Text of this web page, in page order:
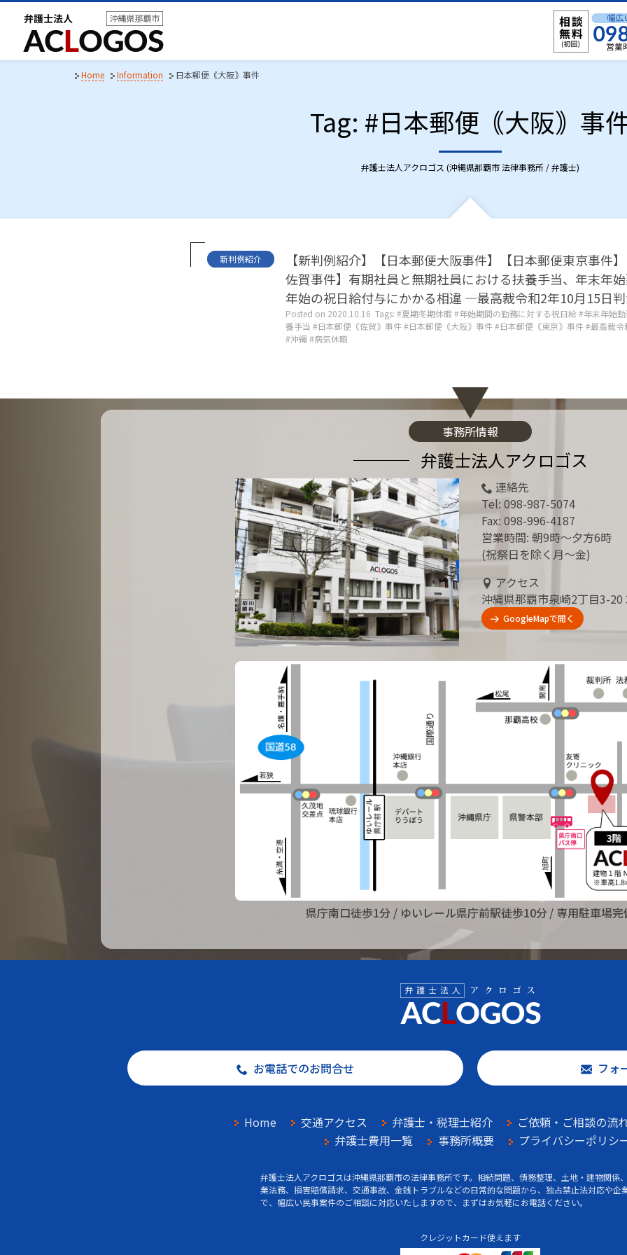
p
Home Information 日本郵便｟大阪｠事件
Tag: #日本郵便｟大阪｠事
弁護士法人アクロゴス (沖縄県那覇市 法律事務所 / 弁護士)
C
a
新判例紹介
【新判例紹介】【日本郵便大阪事件】【日本郵便東京事件
佐賀事件】有期社員と無期社員における扶養手当、年末年
年始の祝日給付与にかかる相違 ―最高裁令和2年10月15日
Posted on 2020.10.16 Tags: 夏期冬期休暇 年始期間の勤務に対する祝日給
年末年始
養手当
日本郵便｟佐賀｠事件 日本郵便｟大阪｠事件 日本郵便｟東京｠事件
最高裁
沖縄
病気休暇
事務所情報
弁護士法人アクロゴス
連絡先
Tel:098-987-5074
Fax: 098-996-4187
営業時間: 朝9時～夕方6時
(祝祭日を除く月～金)
アクセス
沖縄県那覇市泉崎2丁目3-20
GoogleMapで開く
県庁南口徒歩1分 / ゆいレール県庁前駅徒歩10分/ 専用駐車場完
お電話でのお問合せ フォ
Home 交通アクセス 弁護士・税理士紹介
ご依頼・ご相談の流
弁護士費用一覧
事務所概要 プライバシーポリシ
弁護士法人アクロゴスは沖縄県那覇市の法律事務所です。相続問題、債務整理、土地・建物関係
業法務、損害賠償請求、交通事故、金銭トラブルなどの日常的な問題から、独占禁止法対応や企
で、幅広い民事案件のご相談に対応いたしますので、まずはお気軽にお電話ください。
クレジットカード使えます